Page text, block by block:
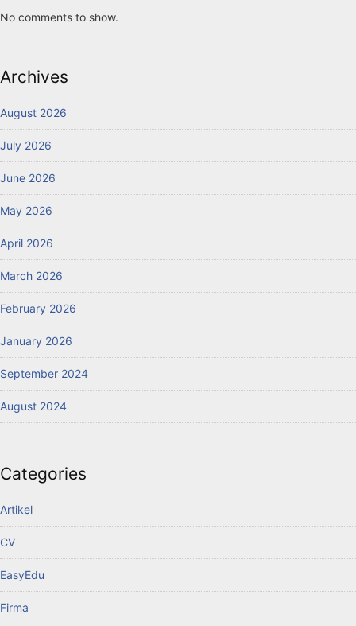
No comments to show.
Archives
August 2026
July 2026
June 2026
May 2026
April 2026
March 2026
February 2026
January 2026
September 2024
August 2024
Categories
Artikel
CV
EasyEdu
Firma